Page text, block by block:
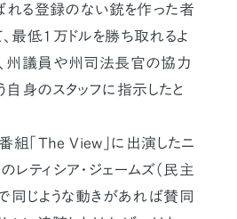
ばれる登録のない銃を作った者
最低１万ドルを勝ち取れるよ
州議員や州司法長官の協力
自身のスタッフに指示したと
組「The View」に出演したニ
ティシア・ジェームズ（民主
同じような動きがあれば賛同